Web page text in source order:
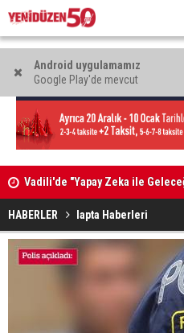
Android uygulamamız
Google Play'de mevcut
Vadili'de "Yapay Zeka ile
düzenlendi
HABERLER lapta Haberleri